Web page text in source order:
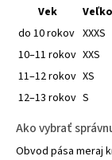
Vek
do 10 rokov XXXS
10–11 rokov XXS
11–12 rokov XS
12–13 rokov S
Ako vybrať
Obvod pása meraj